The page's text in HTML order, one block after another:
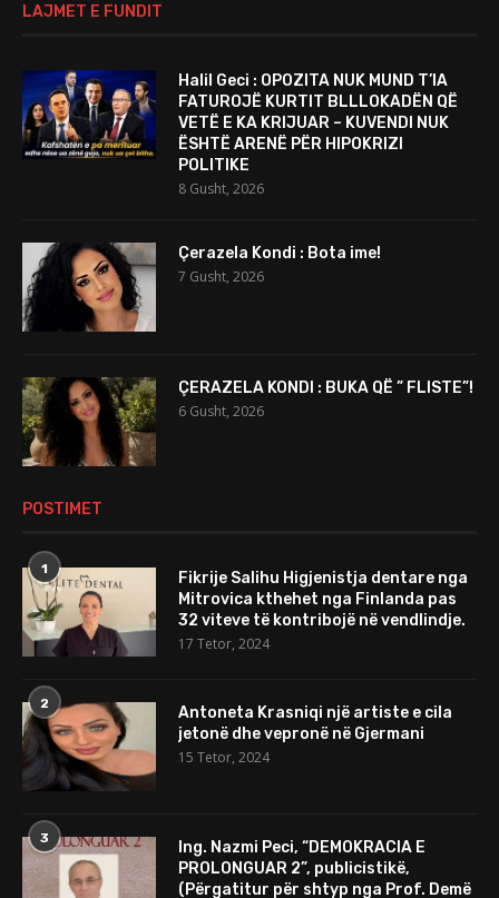
LAJMET E FUNDIT
Halil Geci : OPOZITA NUK MUND T’IA
FATUROJË KURTIT BLLLOKADËN QË
VETË E KA KRIJUAR – KUVENDI NUK
ËSHTË ARENË PËR HIPOKRIZI
POLITIKE
8 Gusht, 2026
Çerazela Kondi : Bota ime!
7 Gusht, 2026
ÇERAZELA KONDI : BUKA QË ” FLISTE”!
6 Gusht, 2026
POSTIMET
1
Fikrije Salihu Higjenistja dentare nga
Mitrovica kthehet nga Finlanda pas
32 viteve të kontribojë në vendlindje.
17 Tetor, 2024
2
Antoneta Krasniqi një artiste e cila
jetonë dhe vepronë në Gjermani
15 Tetor, 2024
3
Ing. Nazmi Peci, “DEMOKRACIA E
PROLONGUAR 2”, publicistikë,
(Përgatitur për shtyp nga Prof. Demë